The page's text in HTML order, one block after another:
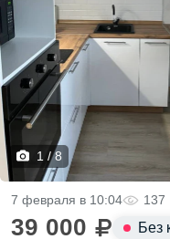
1 / 8
39 000 Без
7 февраля в 10:04 137